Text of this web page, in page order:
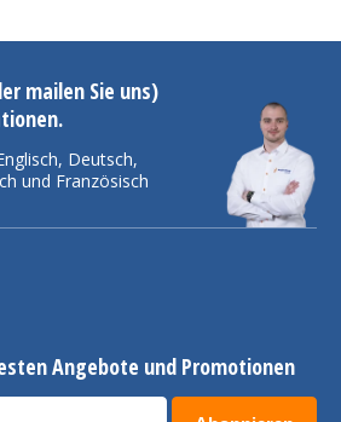
mailen Sie uns)
Deutsch,
und Französisch
Angebote und Promotionen